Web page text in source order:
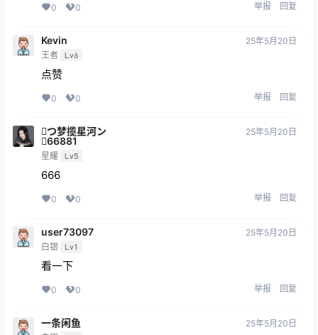
0 0 举报 回复
Kevin
王者 Lv6
25年5月20日
点赞
0 0 举报 回复
つ梦揽星河ン
66881
星耀 Lv5
25年5月20日
666
0 0 举报 回复
user73097
白银 Lv1
25年5月20日
看一下
0 0 举报 回复
一条闲鱼 25年5月20日